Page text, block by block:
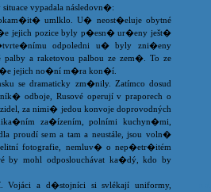
vypadala následovn�:
umlklo. U� neost�eluje obytné
jejich pozice byly p�esn� ur�eny ješt�
odpoledni u� byly zni�eny
a raketovou palbou ze zem�. To ze
�e jejich no�ní m�ra kon�í.
se dramaticky zm�nily. Zatímco dosud
odboje, Rusové operují v praporech o
za nimi� jedou konvoje doprovodných
za�ízením, polními kuchyn�mi,
proudí sem a tam a neustále, jsou voln�
fotografie, nemluv� o nep�etr�itém
by mohl odposlouchávat ka�dý, kdo by
Vojáci a d�stojníci si svlékají uniformy,